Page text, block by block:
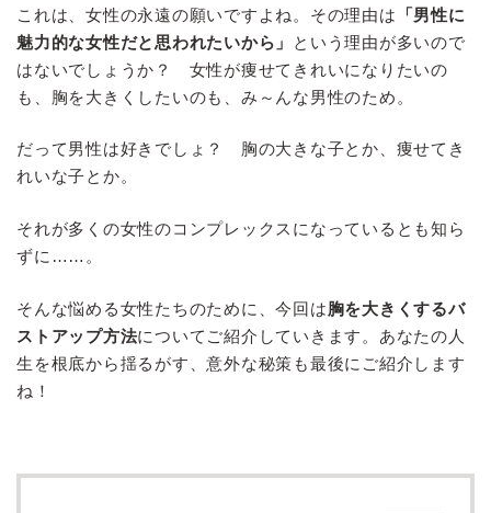
これは、女性の永遠の願いですよね。その理由は
「男性に
魅力的な女性だと思われたいから」
という理由が多いので
はないでしょうか？ 女性が痩せてきれいになりたいの
も、胸を大きくしたいのも、み～んな男性のため。
だって男性は好きでしょ？ 胸の大きな子とか、痩せてき
れいな子とか。
それが多くの女性のコンプレックスになっているとも知ら
ずに……。
そんな悩める女性たちのために、今回は胸を大きくするバ
ストアップ方法についてご紹介していきます。あなたの人
生を根底から揺るがす、意外な秘策も最後にご紹介します
ね！